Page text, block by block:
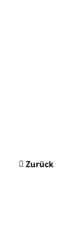
Zurück